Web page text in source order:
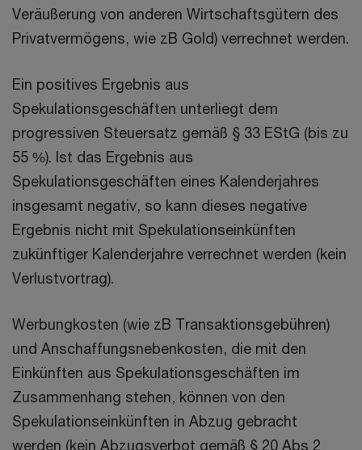
Veräußerung von anderen Wirtschaftsgütern des
Privatvermögens, wie zB Gold) verrechnet werden.
Ein positives Ergebnis aus
Spekulationsgeschäften unterliegt dem
progressiven Steuersatz gemäß § 33 EStG (bis zu
55 %). Ist das Ergebnis aus
Spekulationsgeschäften eines Kalenderjahres
insgesamt negativ, so kann dieses negative
Ergebnis nicht mit Spekulationseinkünften
zukünftiger Kalenderjahre verrechnet werden (kein
Verlustvortrag).
Werbungkosten (wie zB Transaktionsgebühren)
und Anschaffungsnebenkosten, die mit den
Einkünften aus Spekulationsgeschäften im
Zusammenhang stehen, können von den
Spekulationseinkünften in Abzug gebracht
werden (kein Abzugsverbot gemäß § 20 Abs 2